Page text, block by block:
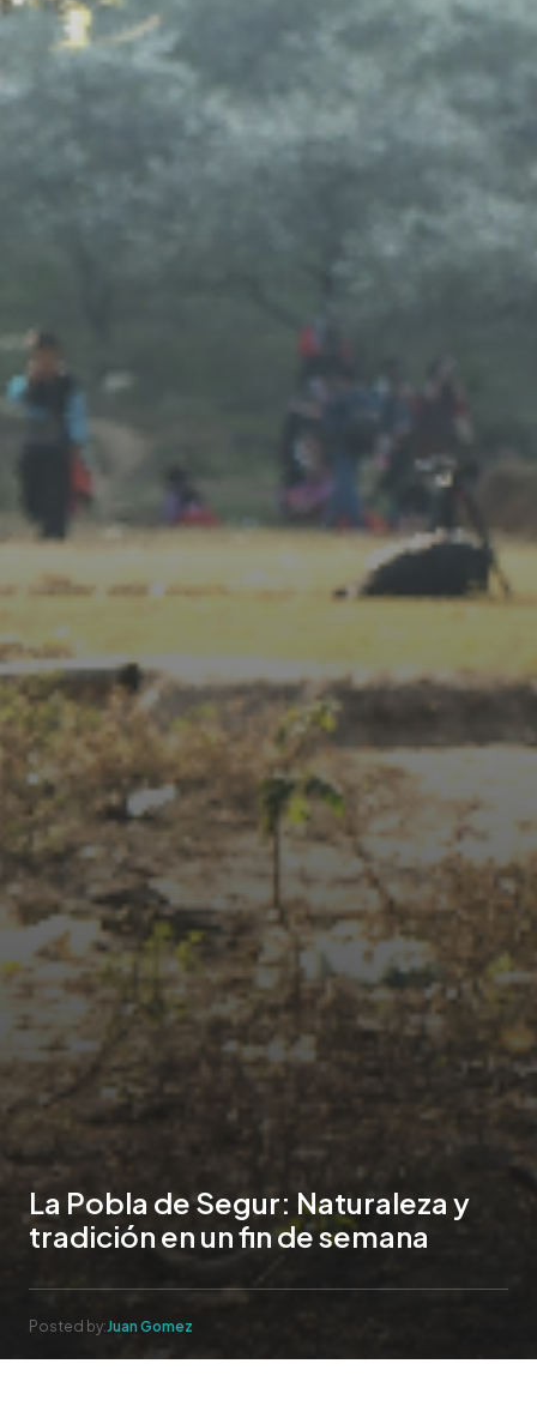
La Pobla de Segur: Naturaleza y
tradición en un fin de semana
Posted by:Juan Gomez